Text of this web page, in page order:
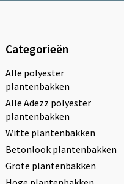
Categorieën
Alle polyester
plantenbakken
Alle Adezz polyester
plantenbakken
Witte plantenbakken
Betonlook plantenbakken
Grote plantenbakken